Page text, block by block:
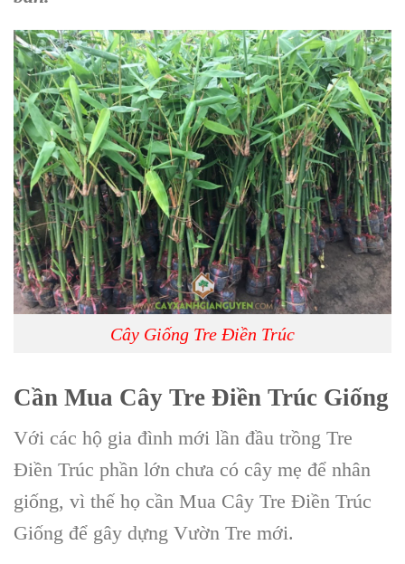
Cây Giống Tre Điền Trúc
Cần Mua Cây Tre Điền Trúc Giống
Với các hộ gia đình mới lần đầu trồng Tre
Điền Trúc phần lớn chưa có cây mẹ để nhân
giống, vì thế họ cần Mua Cây Tre Điền Trúc
Giống để gây dựng Vườn Tre mới.